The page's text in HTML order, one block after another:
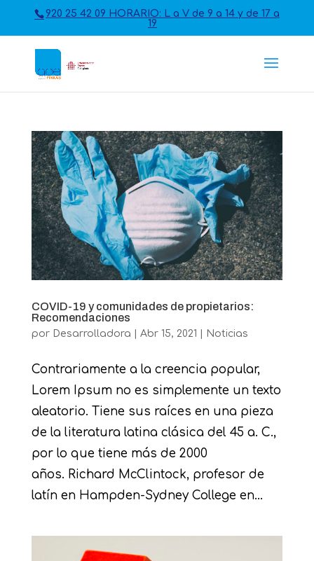
920 25 42 09 HORARIO: L a V de 9 a 14 y de 17 a
19
COVID-19 y comunidades de propietarios:
Recomendaciones
por Desarrolladora Abr 15, 2021 Noticias
Contrariamente a la creencia popular,
Lorem Ipsum no es simplemente un texto
aleatorio. Tiene sus raíces en una pieza
de la literatura latina clásica del 45 a. C.,
por lo que tiene más de 2000
años. Richard McClintock, profesor de
latín en Hampden-Sydney College en...